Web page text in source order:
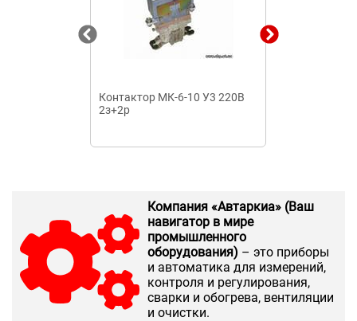
Контактор МК-6-10 У3 220В
2з+2р
Компания «Автаркиа» (Ваш
навигатор в мире
промышленного
оборудования) – это приборы
и автоматика для измерений,
контроля и регулирования,
сварки и обогрева, вентиляции
и очистки.